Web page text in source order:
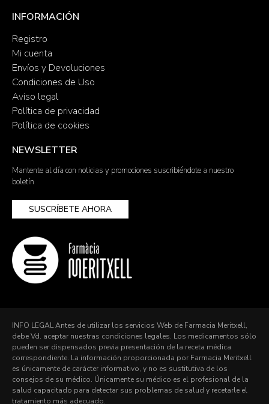
INFORMACIÓN
Registro
Mi cuenta
Envíos y Devoluciones
Condiciones de Uso
Aviso legal
Política de privacidad
Política de cookies
NEWSLETTER
Mantente al día con noticias y promociones suscribiéndote a nuestro
boletín
SUSCRÍBETE AHORA
INFO LEGAL Antes de utilizar los servicios Web de Farmacia Meritxell,
debe Vd. aceptar nuestras condiciones legales. Los medicamentos sólo
pueden ser dispensados previa presentación de la receta médica
correspondiente. La información proporcionada por Farmacia Meritxell
es únicamente de carácter informativo, y no es sustitutiva de los
consejos de su médico. Únicamente su médico es el profesional de la
salud capacitado para detectar sus problemas de salud y recetarle el
tratamiento más adecuado.